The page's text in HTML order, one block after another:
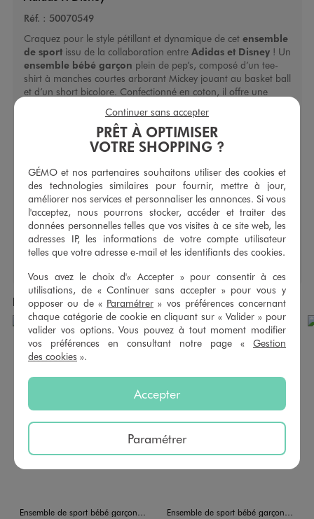
Réf. : 50070549
Craquez pour le style pétillant et dynamique de cet ensemble
de sportissu de la collaboration entre Adidaset Disney! Un
ensemble bébé garçon plein de pep’s, composé d’un tee-
shirt à manches courtes arborant Mickey jouant au basket ball
et d’un short bicolore. Confectionné en coton, il offre une
retrouve la signature de la collaboration exclusive à travers un
logo dans le haut du dos et dans le bas du short. Une
au top du style qui ne passera pas inaperçue !
Caractéristiques
Type de fermeture :À enfiler
Type de coupe bas :Large
Type de manche :Manches courtes
Produits achetés ensemble
Ensemble de sport bébé garçon tee-shirt et short - Adidas Ensemble de sport bébé garçon tee-shirt et short - Adidas X Disney
PRÊT À OPTIMISER
VOTRE SHOPPING ?
GÉMO et nos partenaires souhaitons utiliser des cookies et
des technologies similaires pour fournir, mettre à jour,
améliorer nos services et personnaliser les annonces. Si vous
l'acceptez, nous pourrons stocker, accéder et traiter des
données personnelles telles que vos visites à ce site web, les
adresses IP, les informations de votre compte utilisateur
telles que votre adresse e-mail et les identifiants des cookies.
Vous avez le choix d'« Accepter » pour consentir à ces
utilisations, de « Continuer sans accepter » pour vous y
opposer ou de « Paramétrer » vos préférences concernant
chaque catégorie de cookie en cliquant sur « Valider » pour
valider vos options. Vous pouvez à tout moment modifier
vos préférences en consultant notre page « Gestion
des cookies ».
Accepter
Paramétrer
Continuer sans accepter